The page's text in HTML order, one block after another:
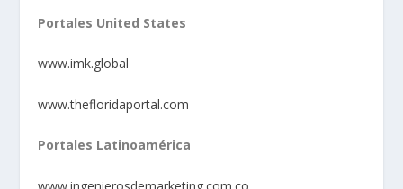
Portales United States
www.imk.global
www.thefloridaportal.com
Portales Latinoamérica
www.ingenierosdemarketing.com.co